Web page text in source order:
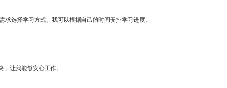
选择学习方式。我可以根据自己的时间安排学习进度。
让我能够安心工作。